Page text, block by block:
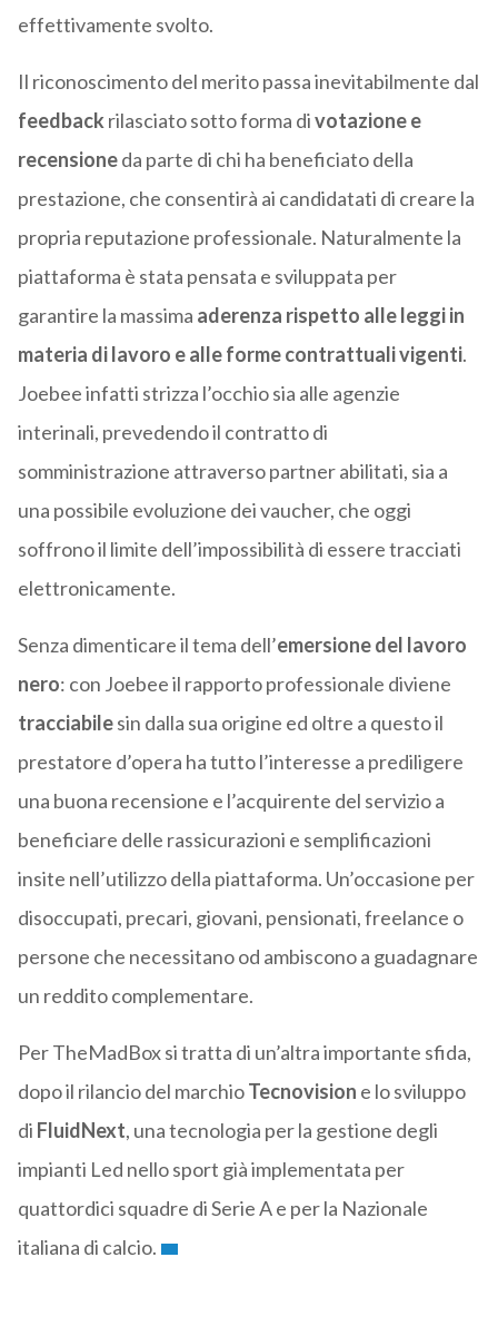
effettivamente svolto.
Il riconoscimento del merito passa inevitabilmente dal
feedbackrilasciato sotto forma divotazione e
recensioneda parte di chi ha beneficiato della
prestazione, che consentirà ai candidatati di creare la
propria reputazione professionale. Naturalmente la
piattaforma è stata pensata e sviluppata per
garantire la massima aderenza rispetto alle leggi in
materia di lavoro e alle forme contrattuali vigenti.
Joebee infatti strizza l’occhio sia alle agenzie
interinali, prevedendo il contratto di
somministrazione attraverso partner abilitati, sia a
una possibile evoluzione dei vaucher, che oggi
soffrono il limite dell’impossibilità di essere tracciati
elettronicamente.
Senza dimenticare il tema dell’emersione del lavoro
nero: con Joebee il rapporto professionale diviene
tracciabilesin dalla sua origine ed oltre a questo il
prestatore d’opera ha tutto l’interesse a prediligere
una buona recensione e l’acquirente del servizio a
beneficiare delle rassicurazioni e semplificazioni
insite nell’utilizzo della piattaforma. Un’occasione per
disoccupati, precari, giovani, pensionati, freelance o
persone che necessitano od ambiscono a guadagnare
un reddito complementare.
Per TheMadBox si tratta di un’altra importante sfida,
dopo il rilancio del marchioTecnovision e lo sviluppo
di FluidNext, una tecnologia per la gestione degli
impianti Led nello sport già implementata per
quattordici squadre di Serie A e per la Nazionale
italiana di calcio.